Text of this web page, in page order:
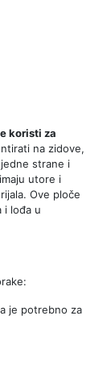
koristi za
na zidove,
strane i
utore i
Ove ploče
i lođa u
je potrebno za